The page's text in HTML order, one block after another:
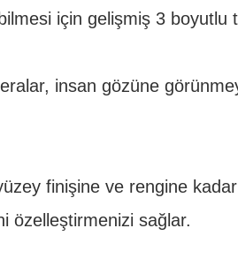
için gelişmiş 3
insan gözüne
finişine ve rengine
özelleştirmenizi sağlar.